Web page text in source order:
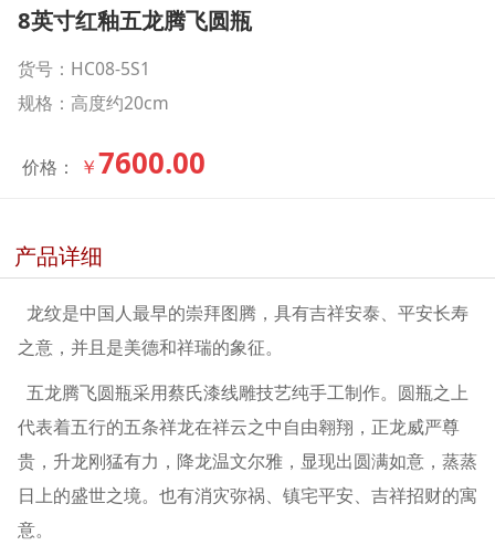
8英寸红釉五龙腾飞圆瓶
货号：HC08-5S1
规格：高度约20cm
价格： ￥7600.00
产品详细
龙纹是中国人最早的崇拜图腾，具有吉祥安泰、平安长寿
之意，并且是美德和祥瑞的象征。
五龙腾飞圆瓶采用蔡氏漆线雕技艺纯手工制作。圆瓶之上
代表着五行的五条祥龙在祥云之中自由翱翔，正龙威严尊
贵，升龙刚猛有力，降龙温文尔雅，显现出圆满如意，蒸蒸
日上的盛世之境。也有消灾弥祸、镇宅平安、吉祥招财的寓
意。